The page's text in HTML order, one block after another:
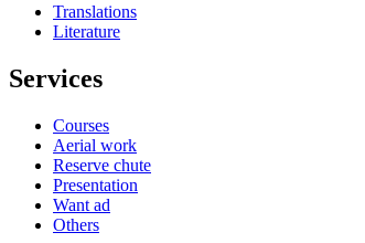
Translations
Literature
Services
Courses
Aerial work
Reserve chute
Presentation
Want ad
Others